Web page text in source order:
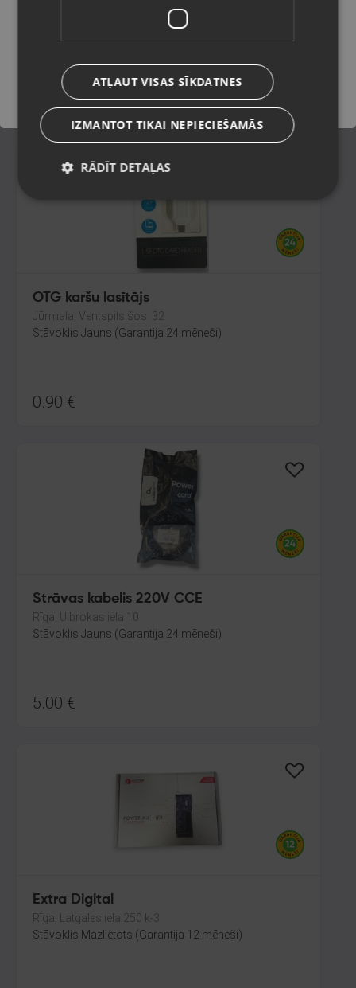
Stāvoklis Mazlietots (Garantija 12 mēneši)
€
OTG karšu lasītājs
Jūrmala, Ventspils šos. 32
Stāvoklis Jauns (Garantija 24 mēneši)
0.90 €
Strāvas kabelis 220V CCE
Rīga, Ulbrokas iela 10
Stāvoklis Jauns (Garantija 24 mēneši)
5.00 €
Extra Digital
Rīga, Latgales iela 250 k-3
Stāvoklis Mazlietots (Garantija 12 mēneši)
Saglabāt
ATĻAUT VISAS SĪKDATNES
IZMANTOT TIKAI NEPIECIEŠAMĀS
RĀDĪT DETAĻAS